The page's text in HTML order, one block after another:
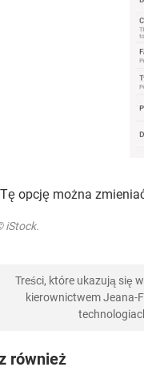
opcję można
iStock.
Treści, które ukazują się
kierownictwem Jeana-
również